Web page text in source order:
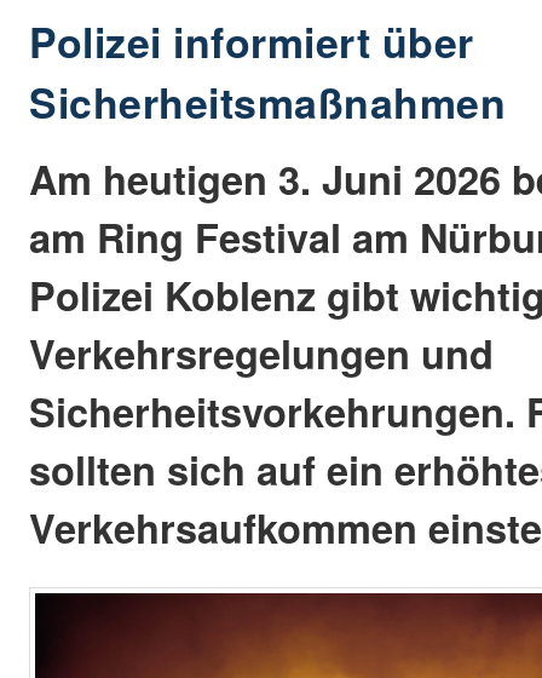
Polizei informiert über
Sicherheitsmaßnahmen
Am heutigen 3. Juni 2026
am Ring Festival am
Polizei Koblenz gibt
Verkehrsregelungen und
Sicherheitsvorkehrungen.
sollten sich auf ein
Verkehrsaufkommen